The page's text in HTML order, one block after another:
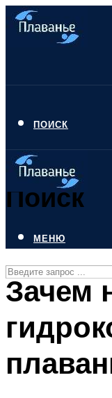
ПОИСК
Поиск
СТИЛИ
ПЛАВАНЬЕ
БАССЕЙН ДЛЯ
МЕНЮ
Зачем